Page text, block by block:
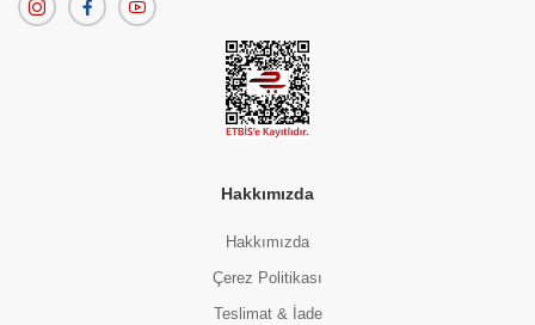
Hakkımızda
Hakkımızda
Çerez Politikası
Teslimat & İade